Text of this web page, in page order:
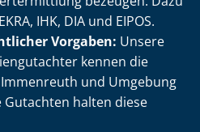
IHK, DIA und EIPOS.
Vorgaben: Unsere
kennen die
und Umgebung
Gutachten halten diese